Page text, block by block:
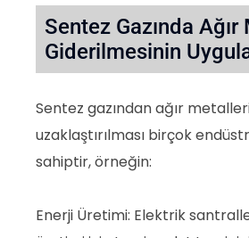
Sentez Gazında
Giderilmesinin
Sentez gazından ağır
uzaklaştırılması birçok
sahiptir, örneğin:
Enerji Üretimi: Elektrik